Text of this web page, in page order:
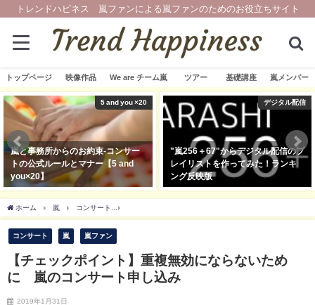
トレンドハピネス 嵐ファンによる嵐ファンのためのお役立ちサイト
トップページ 映像作品 We are チーム嵐 ツアー 基礎講座 嵐メンバー
5 and you ×20
嵐と事務所からのお約束-コンサー
トの公式ルールとマナー【5 and
you×20】
デジタル配信
"嵐256＋67"からデジタル配信のプ
レイリストを作ってみた！ランキ
ング反映版
ホーム 嵐 コンサート
コンサート 嵐 嵐ファン
【チェックポイント】重複無効にならないため
に 嵐のコンサート申し込み
2019年1月31日